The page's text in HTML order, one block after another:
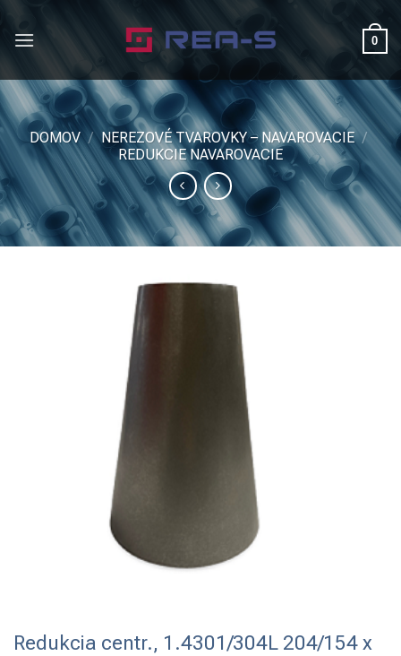
0
DOMOV / NEREZOVÉ TVAROVKY – NAVAROVACIE /
REDUKCIE NAVAROVACIE
Redukcia centr., 1.4301/304L 204/154 x